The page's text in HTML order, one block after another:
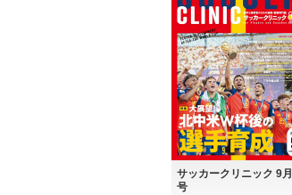
サッカークリニック 9月
号